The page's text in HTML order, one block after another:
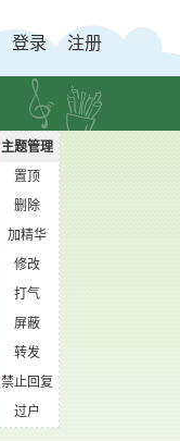
登录 注册
主题管理
置顶
删除
加精华
修改
打气
屏蔽
转发
禁止回复
过户